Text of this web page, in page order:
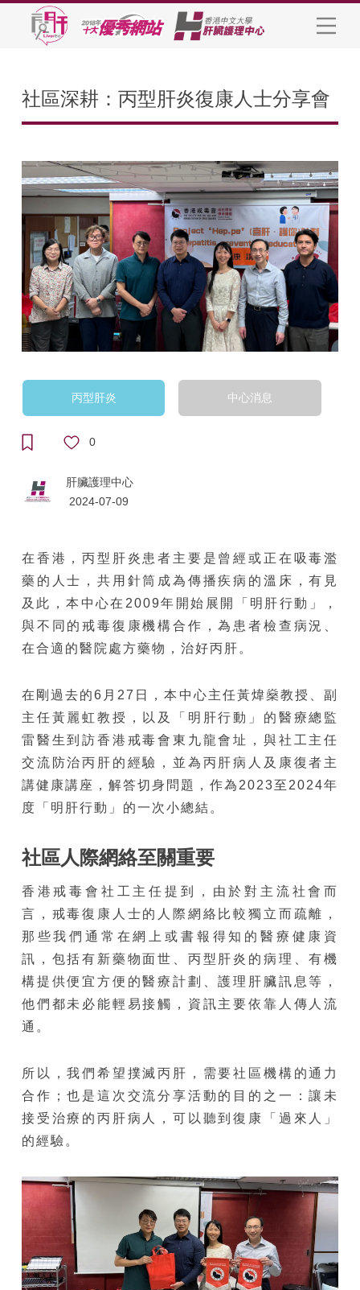
社區深耕：丙型肝炎復康人士分享會
丙型肝炎 中心消息
0
肝臟護理中心
2024-07-09
在香港，丙型肝炎患者主要是曾經或正在吸毒濫
藥的人士，共用針筒成為傳播疾病的溫床，有見
及此，本中心在2009年開始展開「明肝行動」，
與不同的戒毒復康機構合作，為患者檢查病況、
在合適的醫院處方藥物，治好丙肝。
在剛過去的6月27日，本中心主任黃煒燊教授、副
主任黃麗虹教授，以及「明肝行動」的醫療總監
雷醫生到訪香港戒毒會東九龍會址，與社工主任
交流防治丙肝的經驗，並為丙肝病人及康復者主
講健康講座，解答切身問題，作為2023至2024年
度「明肝行動」的一次小總結。
社區人際網絡至關重要
香港戒毒會社工主任提到，由於對主流社會而
言，戒毒復康人士的人際網絡比較獨立而疏離，
那些我們通常在網上或書報得知的醫療健康資
訊，包括有新藥物面世、丙型肝炎的病理、有機
構提供便宜方便的醫療計劃、護理肝臟訊息等，
他們都未必能輕易接觸，資訊主要依靠人傳人流
通。
所以，我們希望撲滅丙肝，需要社區機構的通力
合作；也是這次交流分享活動的目的之一：讓未
接受治療的丙肝病人，可以聽到復康「過來人」
的經驗。